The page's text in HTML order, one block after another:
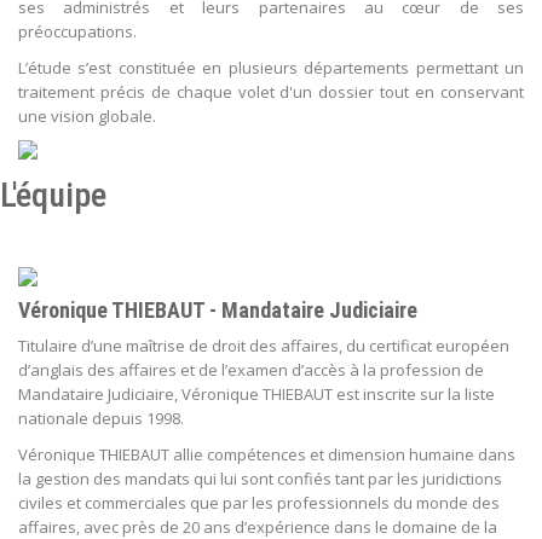
ses administrés et leurs partenaires au cœur de ses
préoccupations.
L’étude s’est constituée en plusieurs départements permettant un
traitement précis de chaque volet d'un dossier tout en conservant
une vision globale.
L'équipe
Véronique THIEBAUT - Mandataire Judiciaire
Titulaire d’une maîtrise de droit des affaires, du certificat européen
d’anglais des affaires et de l’examen d’accès à la profession de
Mandataire Judiciaire, Véronique THIEBAUT est inscrite sur la liste
nationale depuis 1998.
Véronique THIEBAUT allie compétences et dimension humaine dans
la gestion des mandats qui lui sont confiés tant par les juridictions
civiles et commerciales que par les professionnels du monde des
affaires, avec près de 20 ans d’expérience dans le domaine de la